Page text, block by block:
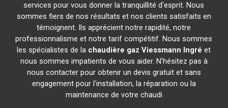
services pour vous donner la tranquillité d'esprit. Nous
sommes fiers de nos résultats et nos clients satisfaits en
témoignent. Ils apprécient notre rapidité, notre
professionnalisme et notre tarif compétitif. Nous sommes
les spécialistes de la chaudière gaz Viessmann Ingré et
nous sommes impatients de vous aider. N'hésitez pas à
nous contacter pour obtenir un devis gratuit et sans
engagement pour l'installation, la réparation ou la
maintenance de votre chaudi